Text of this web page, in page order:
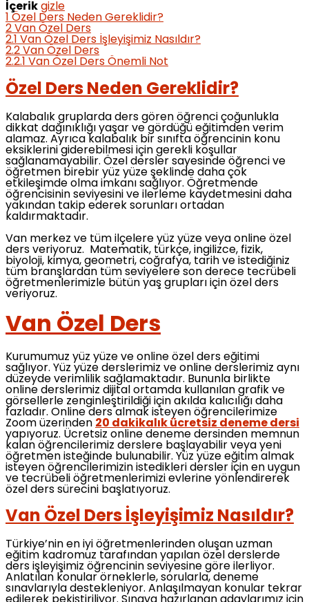
İçerik gizle
Özel Ders Neden Gereklidir?
2 Van Özel Ders
2.1
Van Özel Ders İşleyişimiz Nasıldır?
2.2 Van Özel Ders
2.2.1
Van Özel Ders Önemli Not
Özel Ders Neden Gereklidir?
Kalabalık gruplarda ders gören öğrenci çoğunlukla
dikkat dağınıklığı yaşar ve gördüğü eğitimden verim
alamaz. Ayrıca kalabalık bir sınıfta öğrencinin konu
eksiklerini giderebilmesi için gerekli koşullar
sağlanamayabilir. Özel dersler sayesinde öğrenci ve
öğretmen birebir yüz yüze şeklinde daha çok
etkileşimde olma imkanı sağlıyor. Öğretmende
öğrencisinin seviyesini ve ilerleme kaydetmesini daha
yakından takip ederek sorunları ortadan
kaldırmaktadır.
Van merkez ve tüm ilçelere yüz yüze veya online özel
ders veriyoruz. Matematik, türkçe, ingilizce, fizik,
biyoloji, kimya, geometri, coğrafya, tarih ve istediğiniz
tüm branşlardan tüm seviyelere son derece tecrübeli
öğretmenlerimizle bütün yaş grupları için özel ders
veriyoruz.
Van Özel Ders
Kurumumuz yüz yüze ve online özel ders eğitimi
sağlıyor. Yüz yüze derslerimiz ve online derslerimiz aynı
düzeyde verimlilik sağlamaktadır. Bununla birlikte
online derslerimiz dijital ortamda kullanılan grafik ve
görsellerle zenginleştirildiği için akılda kalıcılığı daha
fazladır. Online ders almak isteyen öğrencilerimize
Zoom üzerinden 20 dakikalık ücretsiz deneme dersi
yapıyoruz. Ücretsiz online deneme dersinden memnun
kalan öğrencilerimiz derslere başlayabilir veya yeni
öğretmen isteğinde bulunabilir. Yüz yüze eğitim almak
isteyen öğrencilerimizin istedikleri dersler için en uygun
ve tecrübeli öğretmenlerimizi evlerine yönlendirerek
özel ders sürecini başlatıyoruz.
Van Özel Ders İşleyişimiz Nasıldır?
Türkiye’nin en iyi öğretmenlerinden oluşan uzman
eğitim kadromuz tarafından yapılan özel derslerde
ders işleyişimiz öğrencinin seviyesine göre ilerliyor.
Anlatılan konular örneklerle, sorularla, deneme
sınavlarıyla destekleniyor. Anlaşılmayan konular tekrar